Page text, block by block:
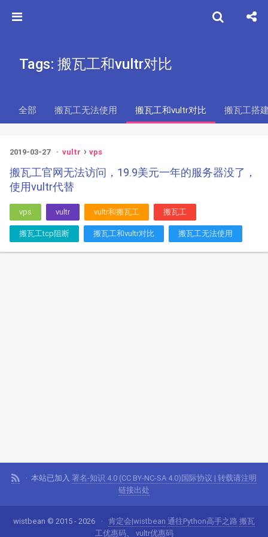
Tags: 搬瓦工和vultr对比
全部 搬瓦工无法使用 搬瓦工和vultr对比 搬瓦工搭
2019-03-27 vultr vps
搬瓦工官网无法访问，19.9美元一年的服务器没了，
使用vultr代替
vps vultr vultr和搬瓦工 搬瓦工
搬瓦工tcp阻断 搬瓦工和vultr对比 搬瓦工无法使用
本站已加入 署名-知识 4.0 (CC BY-NC-SA 4.0)国际协议 | 转载请注明
链接出处
wistbean © 2015 - 2026 肯定会|wistbean 通往Python高手之路 搬瓦
工优惠码、 vultr优惠码